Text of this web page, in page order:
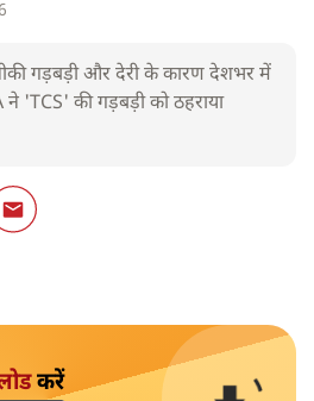
गड़बड़ी और देरी के कारण देशभर में
ने 'TCS' की गड़बड़ी को ठहराया
करें